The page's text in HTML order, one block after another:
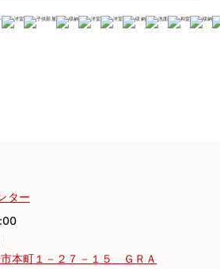
ター
本町１－２７－１５ ＧＲＡ